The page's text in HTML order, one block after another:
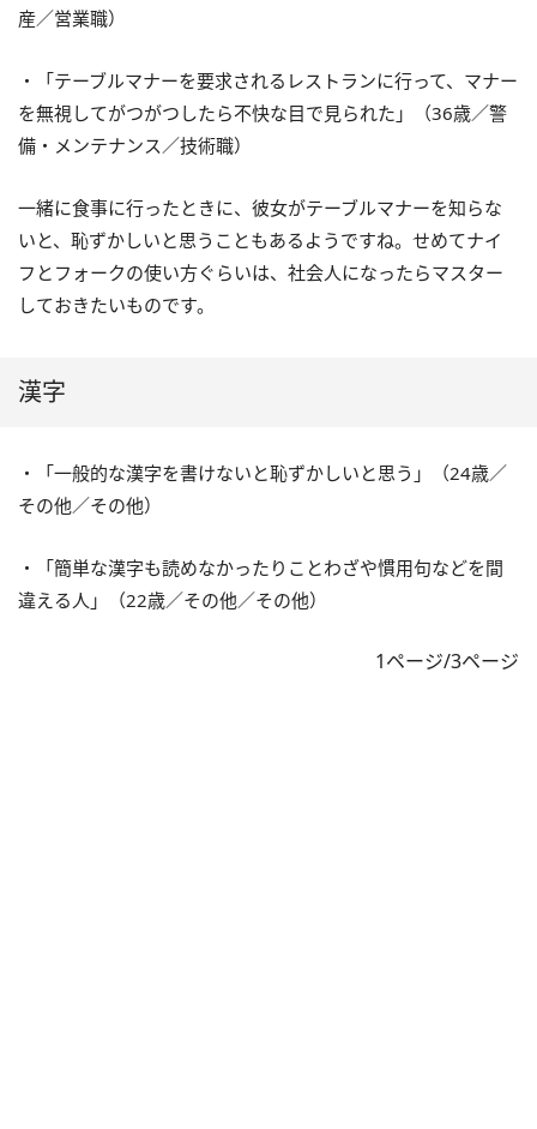
産／営業職）
・「テーブルマナーを要求されるレストランに行って、マナー
を無視してがつがつしたら不快な目で見られた」（36歳／警
備・メンテナンス／技術職）
一緒に食事に行ったときに、彼女がテーブルマナーを知らな
いと、恥ずかしいと思うこともあるようですね。せめてナイ
フとフォークの使い方ぐらいは、社会人になったらマスター
しておきたいものです。
漢字
・「一般的な漢字を書けないと恥ずかしいと思う」（24歳／
その他／その他）
・「簡単な漢字も読めなかったりことわざや慣用句などを間
違える人」（22歳／その他／その他）
1ページ/3ページ